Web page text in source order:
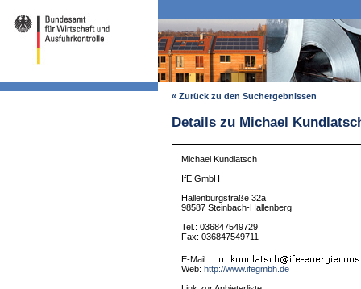
« Zurück zu den Suchergebnissen
Details zu Michael
Michael Kundlatsch
IfE GmbH
Hallenburgstraße 32a
98587 Steinbach-Hallenberg
Tel.: 036847549729
Fax: 036847549711
E-Mail:
Web: http://www.ifegmbh.de